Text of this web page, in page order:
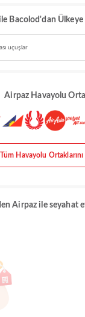
Bacolod'dan
uçuşlar
Airpaz Havayolu
Tüm Havayolu
Airpaz ile seyahat